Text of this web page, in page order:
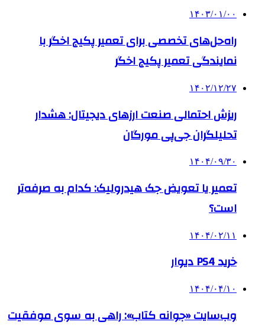
۱۴۰۳/۰۱/۰۰
راه‌حل‌های تخصصی برای تعمیر پکیج اخگر با
نمایندگی تعمیر پکیج اخگر
۱۴۰۲/۱۲/۲۷
ریزش احتمالی صنعت ارزهای دیجیتال: هشدار
تحلیلگران جی‌پی مورگان
۱۴۰۴/۰۹/۳۰
تعمیر یا تعویض جک هیدرولیک: کدام به صرفه‌تر
است؟
۱۴۰۴/۰۲/۱۱
خرید PS4 دیوار
۱۴۰۴/۰۴/۱۰
وب‌سایت «جوانه کتاب»: راهی به سوی موفقیت